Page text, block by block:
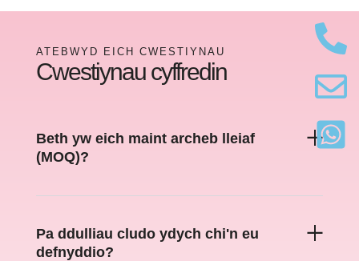
ATEBWYD EICH CWESTIYNAU
Cwestiynau cyffredin
Beth yw eich maint archeb lleiaf
(MOQ)?
Pa ddulliau cludo ydych chi'n eu
defnyddio?